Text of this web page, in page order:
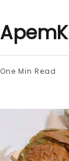
One Min Read